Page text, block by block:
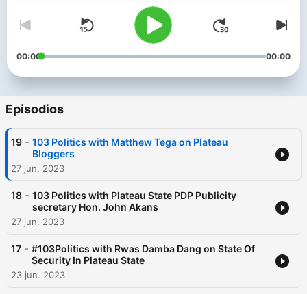
00:00 00:00
Episodios
19 - 103 Politics with Matthew Tega on Plateau
Bloggers
27 jun. 2023
18 - 103 Politics with Plateau State PDP Publicity
secretary Hon. John Akans
27 jun. 2023
17 - #103Politics with Rwas Damba Dang on State Of
Security In Plateau State
23 jun. 2023